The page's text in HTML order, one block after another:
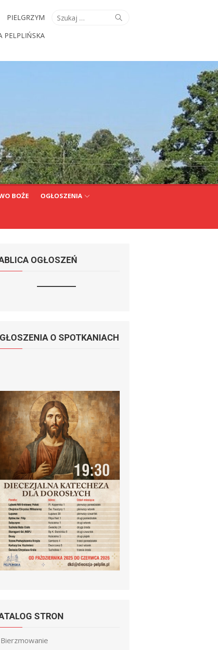
Search
Search
PIELGRZYM
PELPLIŃSKA
BOŻE OGŁOSZENIA
OGŁOSZEŃ
O SPOTKANIACH
STRON
Bierzmowanie